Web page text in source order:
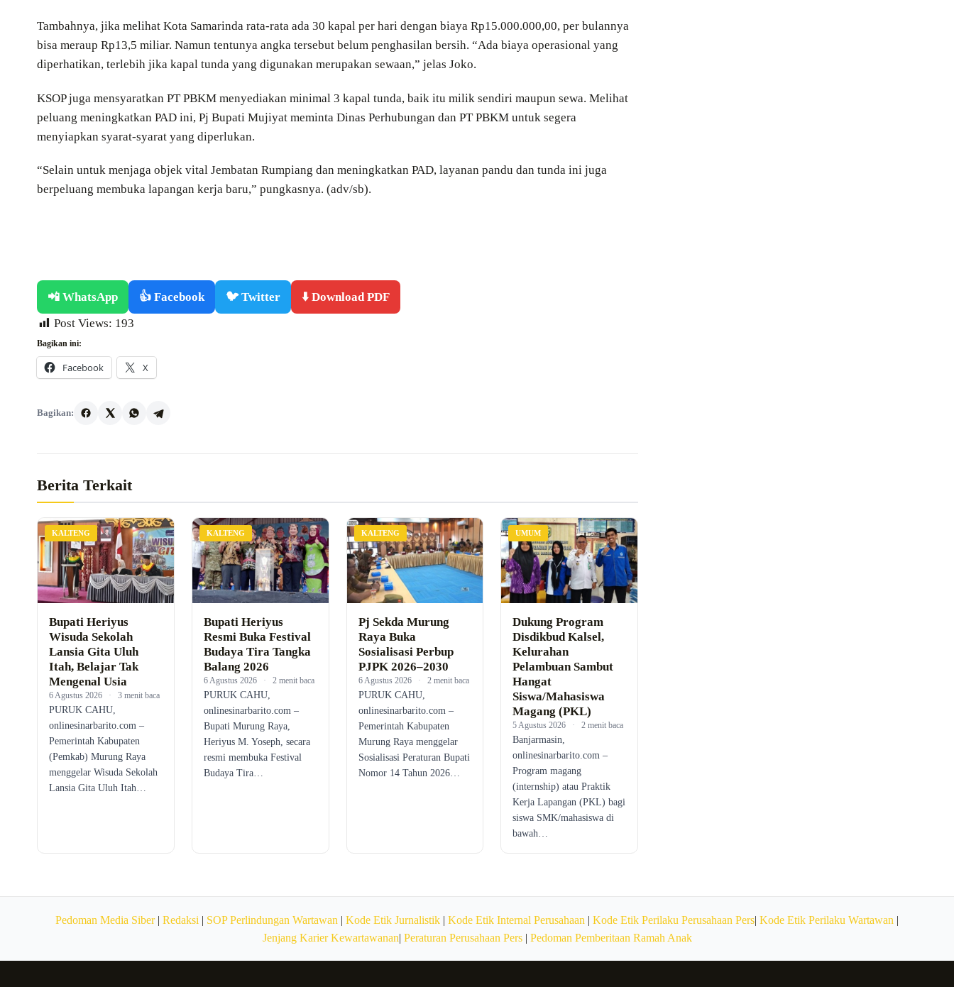
Tambahnya, jika melihat Kota Samarinda rata-rata ada 30 kapal per hari dengan biaya Rp15.000.000,00, per bulannya
bisa meraup Rp13,5 miliar. Namun tentunya angka tersebut belum penghasilan bersih. “Ada biaya operasional yang
diperhatikan, terlebih jika kapal tunda yang digunakan merupakan sewaan,” jelas Joko.
KSOP juga mensyaratkan PT PBKM menyediakan minimal 3 kapal tunda, baik itu milik sendiri maupun sewa. Melihat
peluang meningkatkan PAD ini, Pj Bupati Mujiyat meminta Dinas Perhubungan dan PT PBKM untuk segera
menyiapkan syarat-syarat yang diperlukan.
“Selain untuk menjaga objek vital Jembatan Rumpiang dan meningkatkan PAD, layanan pandu dan tunda ini juga
berpeluang membuka lapangan kerja baru,” pungkasnya. (adv/sb).
📲 WhatsApp 👍 Facebook 🐦 Twitter
⬇️ Download PDF
Post Views: 193
Bagikan ini:
Facebook X
Bagikan:
Berita Terkait
KALTENG
Bupati Heriyus
Wisuda Sekolah
Lansia Gita Uluh
Itah, Belajar Tak
Mengenal Usia
6 Agustus 2026 · 3 menit baca
PURUK CAHU,
onlinesinarbarito.com –
Pemerintah Kabupaten
(Pemkab) Murung Raya
menggelar Wisuda Sekolah
Lansia Gita Uluh Itah…
KALTENG
Bupati Heriyus
Resmi Buka Festival
Budaya Tira Tangka
Balang 2026
6 Agustus 2026 · 2 menit baca
PURUK CAHU,
onlinesinarbarito.com –
Bupati Murung Raya,
Heriyus M. Yoseph, secara
resmi membuka Festival
Budaya Tira…
KALTENG
Pj Sekda Murung
Raya Buka
Sosialisasi Perbup
PJPK 2026–2030
6 Agustus 2026 · 2 menit baca
PURUK CAHU,
onlinesinarbarito.com –
Pemerintah Kabupaten
Murung Raya menggelar
Sosialisasi Peraturan Bupati
Nomor 14 Tahun 2026…
UMUM
Dukung Program
Disdikbud Kalsel,
Kelurahan
Pelambuan Sambut
Hangat
Siswa/Mahasiswa
Magang (PKL)
5 Agustus 2026 · 2 menit baca
Banjarmasin,
onlinesinarbarito.com –
Program magang
(internship) atau Praktik
Kerja Lapangan (PKL) bagi
siswa SMK/mahasiswa di
bawah…
Pedoman Media Siber| Redaksi | SOP Perlindungan Wartawan | Kode Etik Jurnalistik | Kode Etik Internal Perusahaan | Kode Etik Perilaku Perusahaan Pers| Kode Etik Perilaku Wartawan |
Jenjang Karier Kewartawanan| Peraturan Perusahaan Pers| Pedoman Pemberitaan Ramah Anak